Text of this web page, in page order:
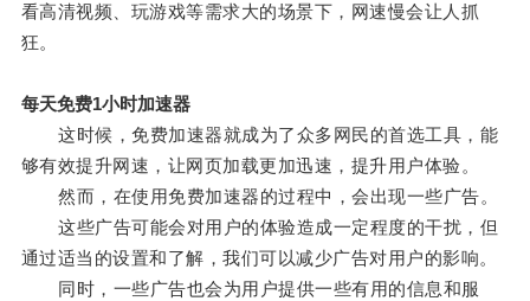
看高清视频、玩游戏等需求大的场景下，网速慢会让人抓
狂。
每天免费1小时加速器
这时候，免费加速器就成为了众多网民的首选工具，能
够有效提升网速，让网页加载更加迅速，提升用户体验。
然而，在使用免费加速器的过程中，会出现一些广告。
这些广告可能会对用户的体验造成一定程度的干扰，但
通过适当的设置和了解，我们可以减少广告对用户的影响。
同时，一些广告也会为用户提供一些有用的信息和服